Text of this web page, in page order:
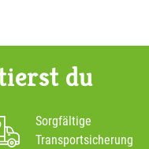
du
Sorgfältige
Transportsicherung